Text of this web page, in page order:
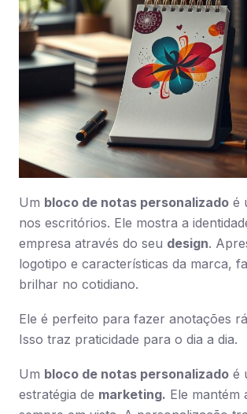
Um bloco de notas personalizado é
nos escritórios. Ele mostra a
empresa através do seu design.
logotipo e características da marca,
brilhar no cotidiano.
Ele é perfeito para fazer anotações
Isso traz praticidade para o dia a dia.
Um bloco de notas personalizado é
estratégia de marketing. Ele mantém